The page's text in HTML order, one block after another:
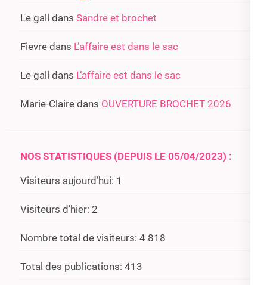
Le gall dans Sandre et brochet
Fievre dans L’affaire est dans le sac
Le gall dans L’affaire est dans le sac
Marie-Claire dans OUVERTURE BROCHET 2026
NOS STATISTIQUES (DEPUIS LE 05/04/2023) :
Visiteurs aujourd’hui: 1
Visiteurs d’hier: 2
Nombre total de visiteurs: 4 818
Total des publications: 413